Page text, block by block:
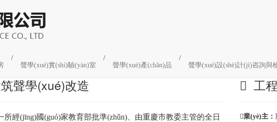
/
聲學(xué)實(shí)驗(yàn)室
/
聲學(xué)產(chǎn)品
/
聲學(xué)設(shè)計(jì)咨詢與
工
業(yè)主：
聲學(xué)改造
一所經(jīng)國(guó)家教育部批準(zhǔn)、由重慶市教委主管的全日